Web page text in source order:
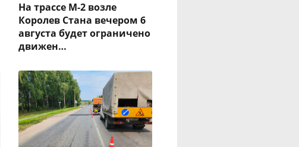
На трассе М-2 возле
Королев Стана вечером 6
августа будет ограничено
движен…